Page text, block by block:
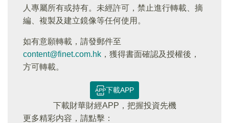
人專屬所有或持有。未經許可，禁止進行轉載、摘
編、複製及建立鏡像等任何使用。
如有意願轉載，請發郵件至
content@finet.com.hk ，獲得書面確認及授權後，
方可轉載。
下載APP
下載財華財經APP，把握投資先機
更多精彩内容，請點擊：